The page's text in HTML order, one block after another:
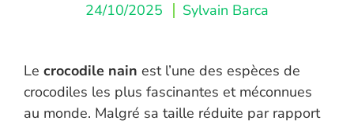
24/10/2025 Sylvain Barca
Le crocodile nain est l’une des espèces de
crocodiles les plus fascinantes et méconnues
au monde. Malgré sa taille réduite par rapport